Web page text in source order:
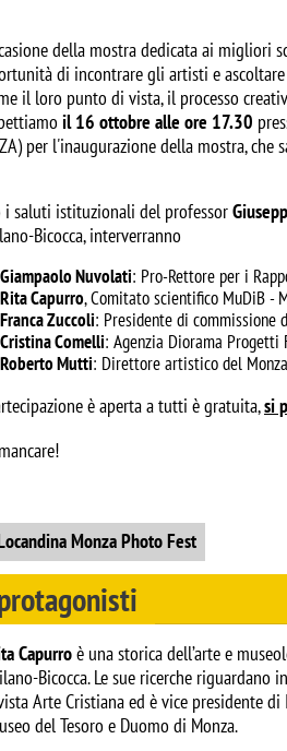
della mostra dedicata ai migliori
di incontrare gli artisti e
il loro punto di vista, il processo
il 16 ottobre alle ore 17.30
per l'inaugurazione della mostra, che
i saluti istituzionali del professor
Bicocca, interverranno
Giampaolo Nuvolati: Pro-Rettore per i
Rita Capurro, Comitato scientifico MuDiB -
Franca Zuccoli: Presidente di
Cristina Comelli: Agenzia Diorama Progetti
Roberto Mutti: Direttore artistico del
è aperta a tutti è gratuita, si
Monza Photo Fest
Capurroè una storica dell’arte e
Bicocca. Le sue ricerche
Arte Cristiana ed è vice presidente
del Tesoro e Duomo di Monza.